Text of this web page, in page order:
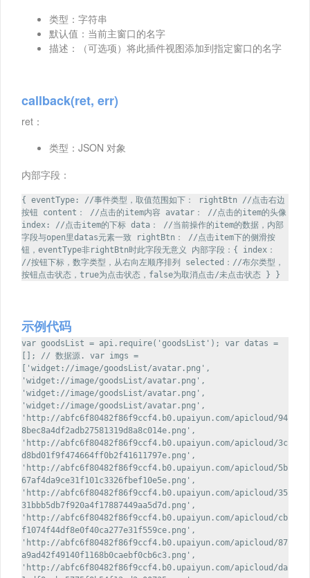
类型：字符串
默认值：当前主窗口的名字
描述：（可选项）将此插件视图添加到指定窗口的名字
callback(ret, err)
ret：
类型：JSON 对象
内部字段：
{ eventType: //事件类型，取值范围如下： rightBtn //点击右边
按钮 content： //点击的item内容 avatar： //点击的item的头像
index: //点击item的下标 data： //当前操作的item的数据，内部
字段与open里datas元素一致 rightBtn： //点击item下的侧滑按
钮，eventType非rightBtn时此字段无意义 内部字段：{ index：
//按钮下标，数字类型，从右向左顺序排列 selected：//布尔类型，
按钮点击状态，true为点击状态，false为取消点击/未点击状态 } }
示例代码
var goodsList = api.require('goodsList'); var datas =
[]; // 数据源. var imgs =
['widget://image/goodsList/avatar.png',
'widget://image/goodsList/avatar.png',
'widget://image/goodsList/avatar.png',
'widget://image/goodsList/avatar.png',
'http://abfc6f80482f86f9ccf4.b0.upaiyun.com/apicloud/94
8bec8a4df2adb27581319d8a8c014e.png',
'http://abfc6f80482f86f9ccf4.b0.upaiyun.com/apicloud/3c
d8bd01f9f474664ff0b2f41611797e.png',
'http://abfc6f80482f86f9ccf4.b0.upaiyun.com/apicloud/5b
67af4da9ce31f101c3326fbef10e5e.png',
'http://abfc6f80482f86f9ccf4.b0.upaiyun.com/apicloud/35
31bbb5db7f920a4f17887449aa5d7d.png',
'http://abfc6f80482f86f9ccf4.b0.upaiyun.com/apicloud/cb
f1074f44df8e0f40ca277e31f559ce.png',
'http://abfc6f80482f86f9ccf4.b0.upaiyun.com/apicloud/87
a9ad42f49140f1168b0caebf0cb6c3.png',
'http://abfc6f80482f86f9ccf4.b0.upaiyun.com/apicloud/da